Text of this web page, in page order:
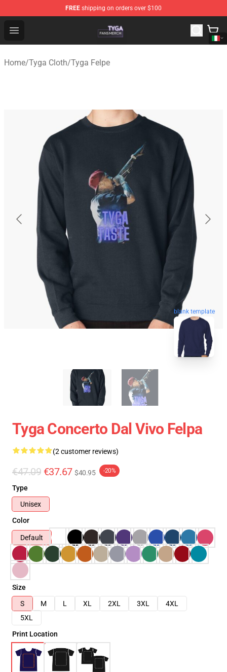
FREE shipping on orders over $100
Open menu
Tyga Shop - Official Tyga Merchandise Store
Home/Tyga Cloth/Tyga Felpe
blank template
Tyga Concerto Dal Vivo Felpa
(2 customer reviews)
€47.09 €37.67 $40.95 -20%
Type
Unisex
Color
Default
Size
S
M L XL 2XL 3XL
4XL
5XL
Print Location